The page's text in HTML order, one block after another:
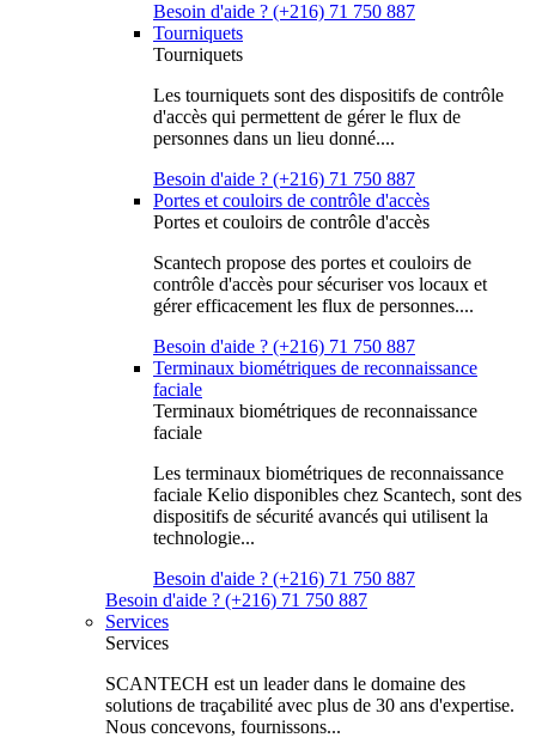
Besoin d'aide ? (+216) 71 750 887
Tourniquets
Tourniquets
Les tourniquets sont des dispositifs de contrôle
d'accès qui permettent de gérer le flux de
personnes dans un lieu donné....
Besoin d'aide ? (+216) 71 750 887
Portes et couloirs de contrôle d'accès
Portes et couloirs de contrôle d'accès
Scantech propose des portes et couloirs de
contrôle d'accès pour sécuriser vos locaux et
gérer efficacement les flux de personnes....
Besoin d'aide ? (+216) 71 750 887
Terminaux biométriques de reconnaissance
faciale
Terminaux biométriques de reconnaissance
faciale
Les terminaux biométriques de reconnaissance
faciale Kelio disponibles chez Scantech, sont des
dispositifs de sécurité avancés qui utilisent la
technologie...
Besoin d'aide ? (+216) 71 750 887
Besoin d'aide ? (+216) 71 750 887
Services
Services
SCANTECH est un leader dans le domaine des
solutions de traçabilité avec plus de 30 ans d'expertise.
Nous concevons, fournissons...